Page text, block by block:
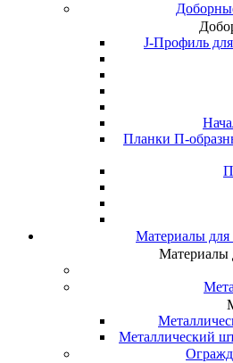
J-Профиль
Планки П-
Материалы для
Материалы
Металлический